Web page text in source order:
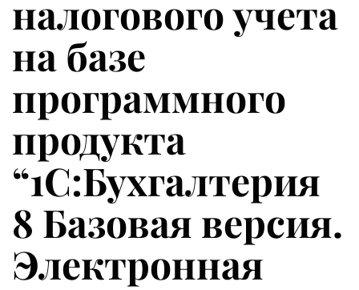
налогового учета
на базе
программного
продукта
“1С:Бухгалтерия
8 Базовая версия.
Электронная